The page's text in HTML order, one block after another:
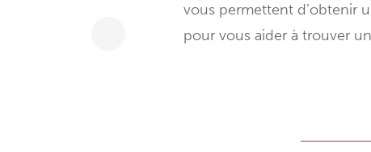
vous permettent d’obtenir
pour vous aider à trouver